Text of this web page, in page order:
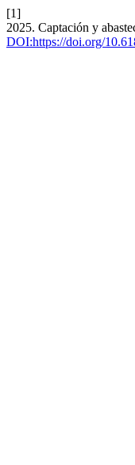
[1]
2025. Captación y
DOI:https://doi.org/